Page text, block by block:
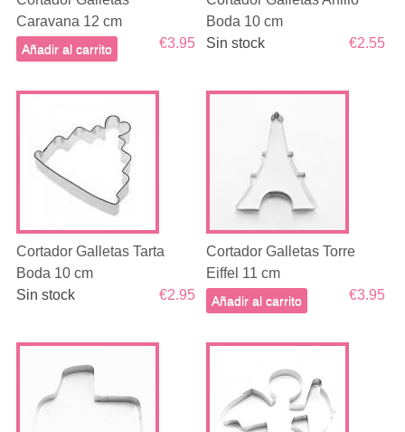
Caravana 12 cm
€3.95
Añadir al carrito
Boda 10 cm
€2.55
Sin stock
Cortador Galletas Tarta
Boda 10 cm
€2.95
Sin stock
Cortador Galletas Torre
Eiffel 11 cm
€3.95
Añadir al carrito